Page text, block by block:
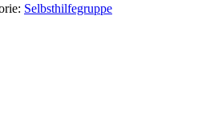
Selbsthilfegruppe